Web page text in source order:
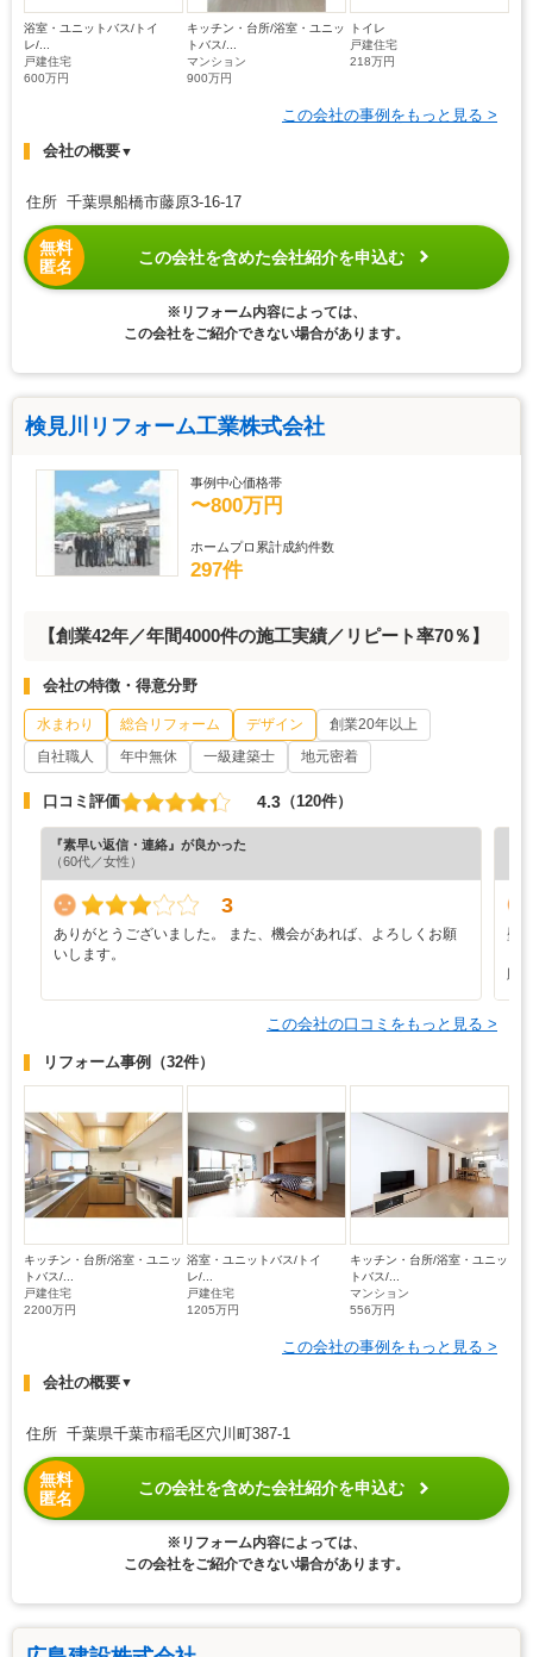
浴室・ユニットバス/トイ
レ/...
戸建住宅
600万円
キッチン・台所/浴室・ユニッ
トバス/...
マンション
900万円
トイレ
戸建住宅
218万円
この会社の事例をもっと見る >
会社の概要▼
住所 千葉県船橋市藤原3-16-17
無料
匿名
この会社を含めた会社紹介を申込む
※リフォーム内容によっては、
この会社をご紹介できない場合があります。
検見川リフォーム工業株式会社
事例中心価格帯
〜800万円
ホームプロ累計成約件数
297件
【創業42年／年間4000件の施工実績／リピート率70％】
会社の特徴・得意分野
水まわり 総合リフォーム デザイン
創業20年以上
自社職人
年中無休 一級建築士 地元密着
口コミ評価 4.3 （120件）
『素早い返信・連絡』が良かった
（60代／女性）
3
ありがとうございました。 また、機会があれば、よろしくお願
いします。
壁
願
この会社の口コミをもっと見る >
リフォーム事例 （32件）
キッチン・台所/浴室・ユニッ
トバス/...
戸建住宅
2200万円
浴室・ユニットバス/トイ
レ/...
戸建住宅
1205万円
キッチン・台所/浴室・ユニッ
トバス/...
マンション
556万円
この会社の事例をもっと見る >
会社の概要▼
住所 千葉県千葉市稲毛区穴川町387-1
無料
匿名
この会社を含めた会社紹介を申込む
※リフォーム内容によっては、
この会社をご紹介できない場合があります。